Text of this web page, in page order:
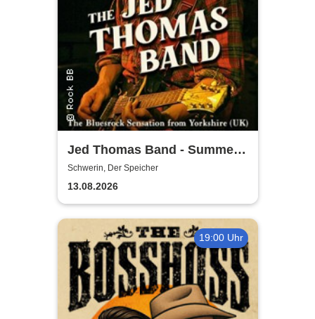
Jed Thomas Band - Summer
Tour 2026
Schwerin, Der Speicher
13.08.2026
19:00 Uhr